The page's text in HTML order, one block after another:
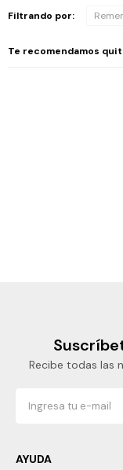
Filtrando por:
Te recomendamos
Recibe todas las
AYUDA